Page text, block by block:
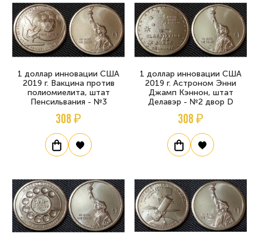
1 доллар инновации США
2019 г. Вакцина против
полиомиелита, штат
Пенсильвания - №3
308 ₽
1 доллар инновации США
2019 г. Астроном Энни
Джамп Кэннон, штат
Делавэр - №2 двор D
308 ₽